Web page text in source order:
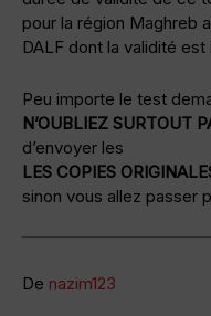
pour la région Maghreb
DALF dont la validité
Peu importe le test
N’OUBLIEZ SURTOUT
d’envoyer les
LES COPIES
sinon vous allez passer
De nazim123